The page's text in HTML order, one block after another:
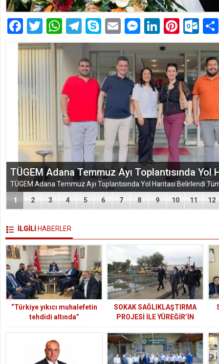
Facebook
Twitter
WhatsApp
Telegram
SkypeEmailMessenger
LinkedIn
EĞİTİM-BİR-SEN ADANA ŞUBESİ’NDEN
VEFA VE DAYANIŞMA ÇIKARMASI
1 2 3 4 5 6 7 8 9 10 11 12
İLGİLİ HABERLER
“Türkiye yıkıcı muhalefetin
tehdidi altında”
SOKAK SAĞLIKLAŞTIRMA
PROJESİ İLE YÜREĞİR’İN
ÇEHRESİ DEĞİŞECEK